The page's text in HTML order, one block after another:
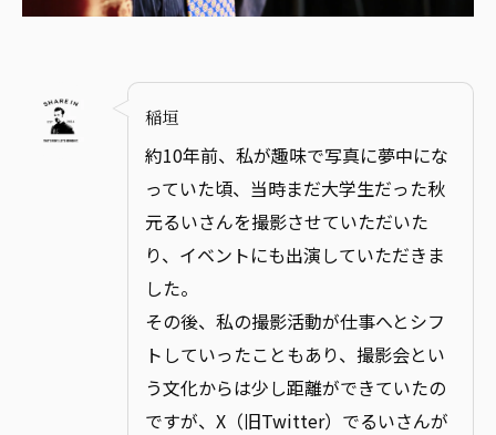
稲垣
約10年前、私が趣味で写真に夢中にな
っていた頃、当時まだ大学生だった秋
元るいさんを撮影させていただいた
り、イベントにも出演していただきま
した。
その後、私の撮影活動が仕事へとシフ
トしていったこともあり、撮影会とい
う文化からは少し距離ができていたの
ですが、X（旧Twitter）でるいさんが